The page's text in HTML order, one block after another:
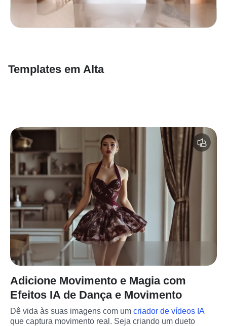
Templates em Alta
Adicione Movimento e Magia com
Efeitos IA de Dança e Movimento
Dê vida às suas imagens com um criador de vídeos IA
que captura movimento real. Seja criando um dueto